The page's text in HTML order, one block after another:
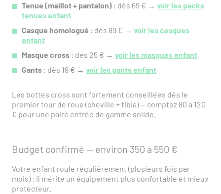
Tenue (maillot + pantalon): dès 69 € → voir les packs
tenues enfant
Casque homologué : dès 89 € → voir les casques
enfant
Masque cross: dès 25 € → voir les masques enfant
Gants: dès 19 € → voir les gants enfant
Les bottes cross sont fortement conseillées dès le
premier tour de roue (cheville + tibia) — comptez 80 à 120
€ pour une paire entrée de gamme solide.
Budget confirmé — environ 350 à 550 €
Votre enfant roule régulièrement (plusieurs fois par
mois) : il mérite un équipement plus confortable et mieux
protecteur.